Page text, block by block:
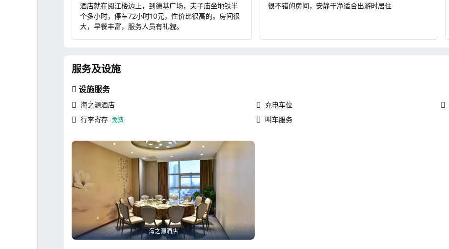
酒店就在阅江楼边上，到德基广场，夫子庙坐地铁半
个多小时，停车72小时10元，性价比很高的。房间很
大，早餐丰富，服务人员有礼貌。
很不错的房间，安静干净适合出游时居住
服务及设施
设施服务
海之源酒店 充电车位
行李寄存 免费 叫车服务
海之源酒店